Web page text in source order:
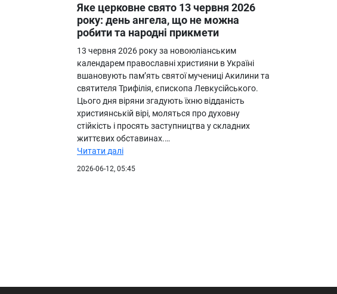
Про нас
Яке церковне свято 13 червня 2026
року: день ангела, що не можна
робити та народні прикмети
13 червня 2026 року за новоюліанським
календарем православні християни в Україні
вшановують пам’ять святої мучениці Акилини та
святителя Трифілія, єпископа Левкусійського.
Цього дня віряни згадують їхню відданість
християнській вірі, моляться про духовну
стійкість і просять заступництва у складних
життєвих обставинах.…
Читати далі
2026-06-12, 05:45